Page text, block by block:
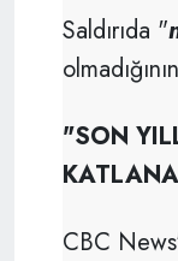
Saldırıda "
"SON
CBC